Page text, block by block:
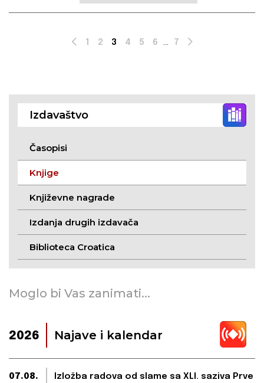
Prev1 2 3 4 5 6 ... 7 Next
Izdavaštvo
Časopisi
Knjige
Književne nagrade
Izdanja drugih izdavača
Biblioteca Croatica
Moglo bi Vas zanimati...
2026 Najave i kalendar
07.08.
Izložba radova od slame sa XLI. saziva Prve